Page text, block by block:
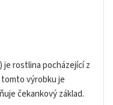
) je rostlina pocházející z
výrobku je
čekankový základ.